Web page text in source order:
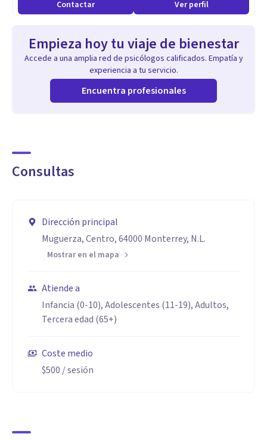
profesional, los últimos 4 años me he desempeñado en el
de 400 personas de edad adulta, en sesiones de forma
individual, pareja y familiar.
Me considero un profesional empático, respetuoso, atento
y ético. Creo firmemente que todas las personas tenemos la
que ayuden a identificar, aprender y controlar obstáculos
que suceden en la vida.
Contactar Ver perfil
Empieza hoy tu viaje de bienestar
Accede a una amplia red de psicólogos calificados. Empatía y
experiencia a tu servicio.
Encuentra profesionales
Consultas
Dirección principal
Muguerza, Centro, 64000 Monterrey, N.L.
Mostrar en el mapa
Atiende a
Infancia (0-10), Adolescentes (11-19), Adultos,
Tercera edad (65+)
Coste medio
$500 / sesión